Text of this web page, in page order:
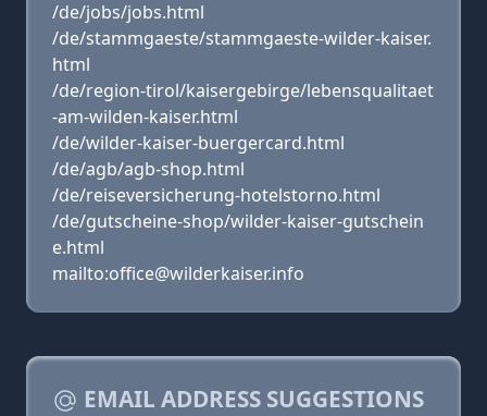
/de/jobs/jobs.html
/de/stammgaeste/stammgaeste-wilder-kaiser.
html
/de/region-tirol/kaisergebirge/lebensqualitaet
-am-wilden-kaiser.html
/de/wilder-kaiser-buergercard.html
/de/agb/agb-shop.html
/de/reiseversicherung-hotelstorno.html
/de/gutscheine-shop/wilder-kaiser-gutschein
e.html
mailto:office@wilderkaiser.info
EMAIL ADDRESS SUGGESTIONS